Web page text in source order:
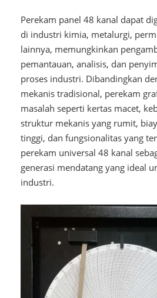
Perekam panel 48 kanal dapat
di industri kimia, metalurgi,
lainnya, memungkinkan
pemantauan, analisis, dan
proses industri. Dibandingkan
mekanis tradisional, perekam
masalah seperti kertas macet,
struktur mekanis yang rumit,
tinggi, dan fungsionalitas yang
perekam universal 48 kanal
generasi mendatang yang ideal
industri.